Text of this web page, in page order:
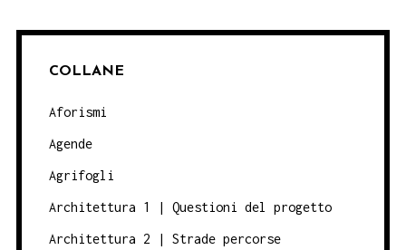
COLLANE
Aforismi
Agende
Agrifogli
Architettura 1 | Questioni del progetto
Architettura 2 | Strade percorse